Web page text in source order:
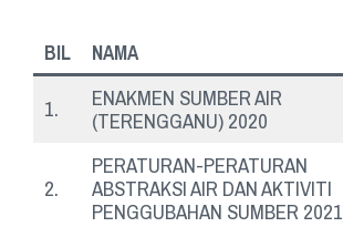
BIL NAMA
1.
ENAKMEN SUMBER AIR
(TERENGGANU) 2020
2.
PERATURAN-PERATURAN
ABSTRAKSI AIR DAN AKTIVITI
PENGGUBAHAN SUMBER 2021